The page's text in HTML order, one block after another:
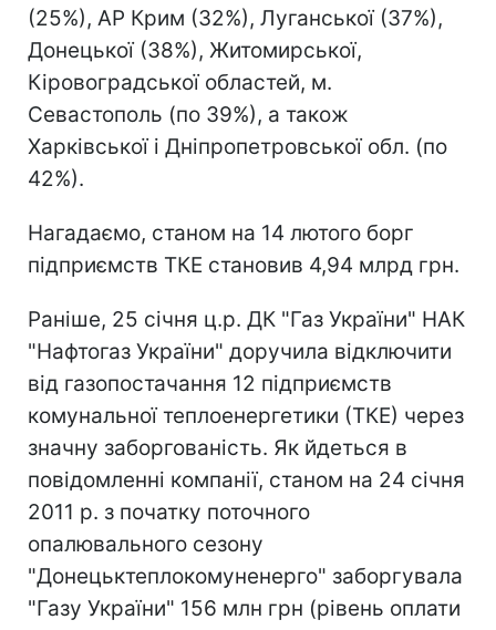
(25%), АР Крим (32%), Луганської (37%),
Донецької (38%), Житомирської,
Кіровоградської областей, м.
Севастополь (по 39%), а також
Харківської і Дніпропетровської обл. (по
42%).
Нагадаємо, станом на 14 лютого борг
підприємств ТКЕ становив 4,94 млрд грн.
Раніше, 25 січня ц.р. ДК "Газ України" НАК
"Нафтогаз України" доручила відключити
від газопостачання 12 підприємств
комунальної теплоенергетики (ТКЕ) через
значну заборгованість. Як йдеться в
повідомленні компанії, станом на 24 січня
2011 р. з початку поточного
опалювального сезону
"Донецьктеплокомуненерго" заборгувала
"Газу України" 156 млн грн (рівень оплати